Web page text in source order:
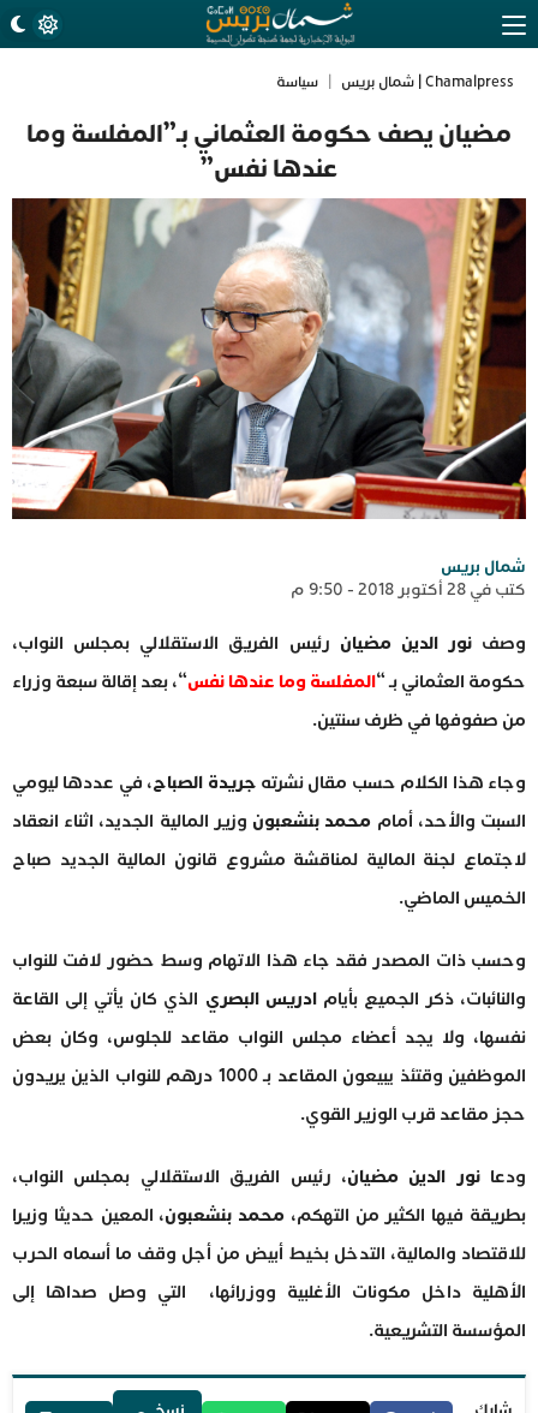
Chamalpress | شمال بريس سياسة
مضيان يصف حكومة العثماني بـ”المفلسة وما
عندها نفس”
شمال بريس
كتب في 28 أكتوبر 2018 - 9:50 م
وصفنور الدين مضيان رئيس الفريق الاستقلالي بمجلس النواب،
حكومة العثماني بـ “المفلسة وما عندها نفس“، بعد إقالة سبعة وزراء
من صفوفها في ظرف سنتين.
وجاء هذا الكلام حسب مقال نشرته جريدة الصباح، في عددها ليومي
السبت والأحد، أمام محمد بنشعبون وزير المالية الجديد، اثناء انعقاد
لاجتماع لجنة المالية لمناقشة مشروع قانون المالية الجديد صباح
الخميس الماضي.
وحسب ذات المصدر فقد جاء هذا الاتهام وسط حضور لافت للنواب
والنائبات، ذكر الجميع بأيامادريس البصري الذي كان يأتي إلى القاعة
نفسها، ولا يجد أعضاء مجلس النواب مقاعد للجلوس، وكان بعض
الموظفين وقتئذ يبيعون المقاعد بـ 1000 درهم للنواب الذين يريدون
حجز مقاعد قرب الوزير القوي.
ودعانور الدين مضيان، رئيس الفريق الاستقلالي بمجلس النواب،
بطريقة فيها الكثير من التهكم، محمد بنشعبون، المعين حديثا وزيرا
للاقتصاد والمالية، التدخل بخيط أبيض من أجل وقف ما أسماه الحرب
الأهلية داخل مكونات الأغلبية ووزرائها، التي وصل صداها إلى
المؤسسة التشريعية.